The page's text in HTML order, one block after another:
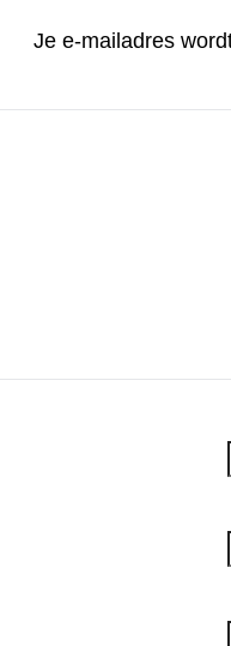
Je e-mailadres